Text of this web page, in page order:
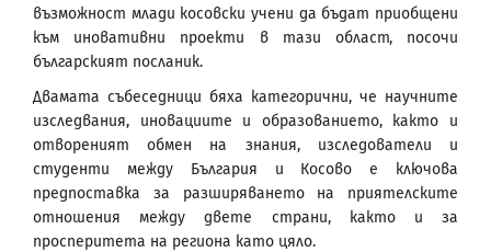
възможност млади косовски учени да бъдат приобщени
към иновативни проекти в тази област, посочи
българският посланик.
Двамата събеседници бяха категорични, че научните
изследвания, иновациите и образованието, както и
отвореният обмен на знания, изследователи и
студенти между България и Косово е ключова
предпоставка за разширяването на приятелските
отношения между двете страни, както и за
просперитета на региона като цяло.